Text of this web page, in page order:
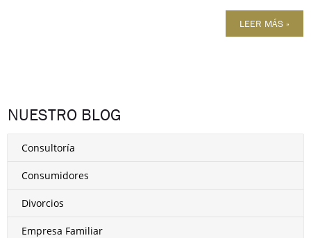
LEER MÁS »
NUESTRO BLOG
Consultoría
Consumidores
Divorcios
Empresa Familiar